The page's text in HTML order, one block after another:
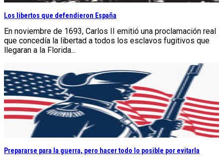
Los libertos que defendieron España
En noviembre de 1693, Carlos II emitió una proclamación real
que concedía la libertad a todos los esclavos fugitivos que
llegaran a la Florida...
Prepararse para la guerra, pero hacer todo lo posible por evitarla